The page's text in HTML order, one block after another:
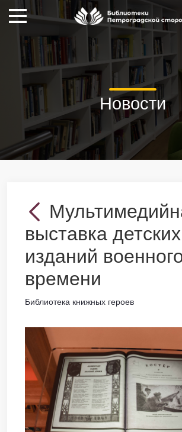
Новости
выставка детских
изданий
времени
Библиотека книжных героев